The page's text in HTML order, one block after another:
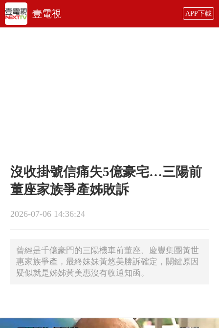
壹電視 APP下載
沒收掛號信痛失5億豪宅…三陽前
董座家族爭產姊敗訴
2026-07-06 14:36:24
曾經是千億豪門的三陽機車前董座、慶豐集團黃世
惠家族爭產，最終妹妹黃悠美勝訴確定，關鍵原因
疑似就是姊姊黃美惠沒有收通知函。